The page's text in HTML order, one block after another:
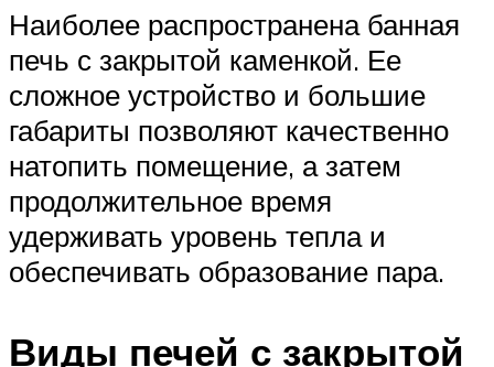
Наиболее распространена банная
печь с закрытой каменкой. Ее
сложное устройство и большие
габариты позволяют качественно
натопить помещение, а затем
продолжительное время
удерживать уровень тепла и
обеспечивать образование пара.
Виды печей с закрытой